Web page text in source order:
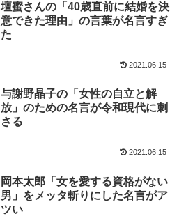
壇蜜さんの「40歳直前に結婚を決
意できた理由」の言葉が名言すぎ
た
2021.06.15
与謝野晶子の「女性の自立と解
放」のための名言が令和現代に刺
さる
2021.06.15
岡本太郎「女を愛する資格がない
男」をメッタ斬りにした名言がア
ツい